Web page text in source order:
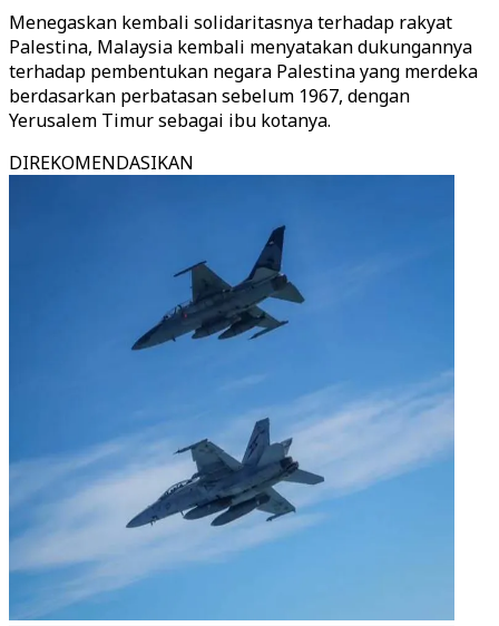
Menegaskan kembali solidaritasnya terhadap rakyat
Palestina, Malaysia kembali menyatakan dukungannya
terhadap pembentukan negara Palestina yang merdeka
berdasarkan perbatasan sebelum 1967, dengan
Yerusalem Timur sebagai ibu kotanya.
DIREKOMENDASIKAN